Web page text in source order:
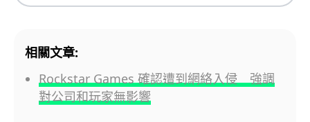
相關文章:
Rockstar Games 確認遭到網絡入侵 強調
對公司和玩家無影響